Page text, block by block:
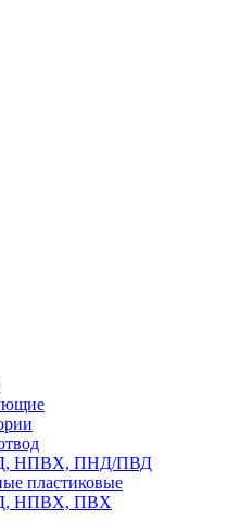
НПВХ, ПНД/ПВД
пластиковые
НПВХ, ПВХ